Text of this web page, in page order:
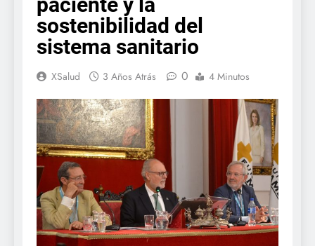
sostenibilidad del
sistema sanitario
XSalud 3 Años Atrás 0 4 Minutos